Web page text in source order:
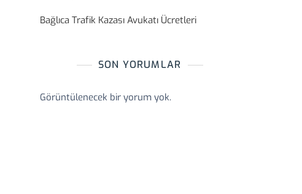
Bağlıca Trafik Kazası Avukatı Ücretleri
SON YORUMLAR
Görüntülenecek bir yorum yok.